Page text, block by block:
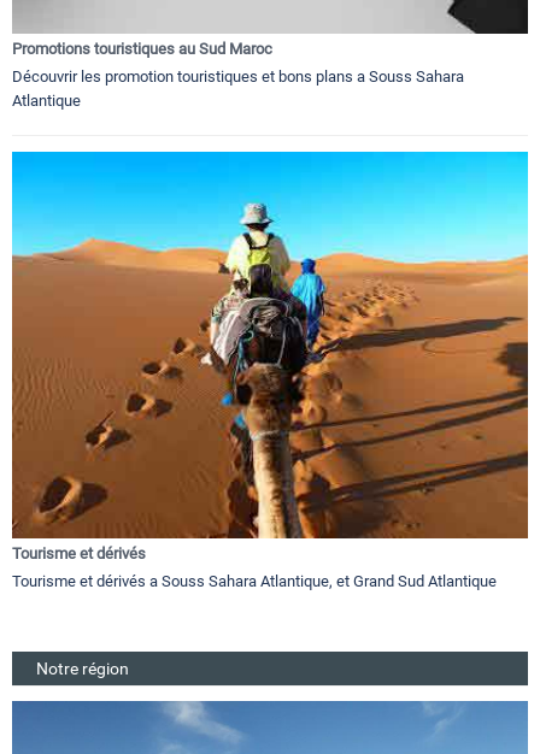
Promotions touristiques au Sud Maroc
Découvrir les promotion touristiques et bons plans a Souss Sahara
Atlantique
Tourisme et dérivés
Tourisme et dérivés a Souss Sahara Atlantique, et Grand Sud Atlantique
Notre région